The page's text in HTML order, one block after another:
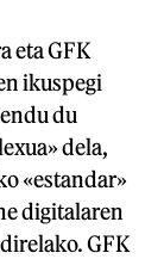
eta GFK
ikuspegi
du
dela,
«estandar»
digitalaren
GFK